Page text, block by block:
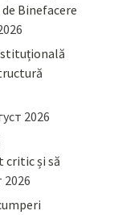
Binefacere
2026
critic și să
2026